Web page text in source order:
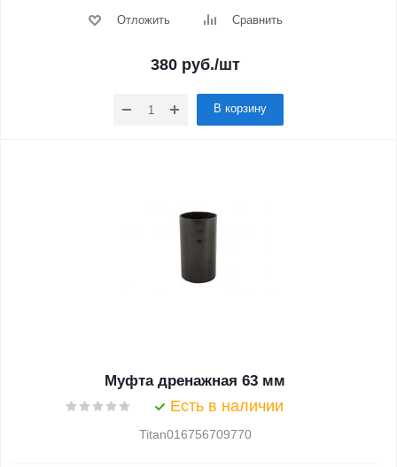
Отложить Сравнить
380 руб./шт
В корзину
Муфта дренажная 63 мм
Есть в наличии
Titan016756709770